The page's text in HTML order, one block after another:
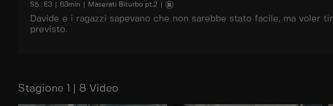
S5 : E3 63min Maserati Biturbo pt.2
Davide e i ragazzi sapevano che non sarebbe stato facile, ma
previsto.
Stagione 1 | 8 Video